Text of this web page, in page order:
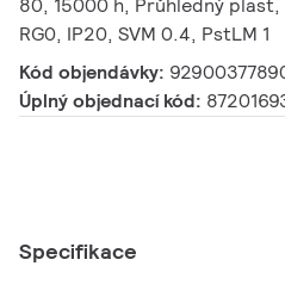
80, 15000 h, Průhledný plast,
RG0, IP20, SVM 0.4, PstLM 1
Kód objendávky:
Úplný objednací kód:
Specifikace